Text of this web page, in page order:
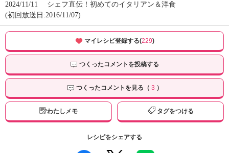
2024/11/11
シェフ直伝！初めてのイタリアン＆洋食
(初回放送日:2016/11/07)
マイレシピ登録する(229)
つくったコメントを投稿する
つくったコメントを見る（ 3 ）
わたしメモ タグをつける
レシピをシェアする